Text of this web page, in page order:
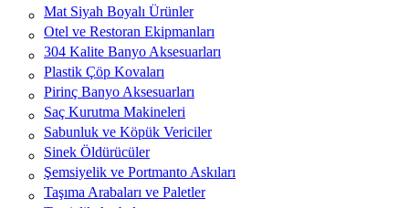
Mat Siyah Boyalı Ürünler
Otel ve Restoran Ekipmanları
304 Kalite Banyo Aksesuarları
Plastik Çöp Kovaları
Pirinç Banyo Aksesuarları
Saç Kurutma Makineleri
Sabunluk ve Köpük Vericiler
Sinek Öldürücüler
Şemsiyelik ve Portmanto Askıları
Taşıma Arabaları ve Paletler